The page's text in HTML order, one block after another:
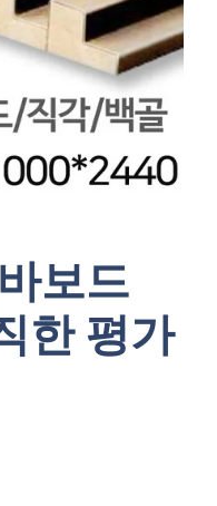
보드
한 평가